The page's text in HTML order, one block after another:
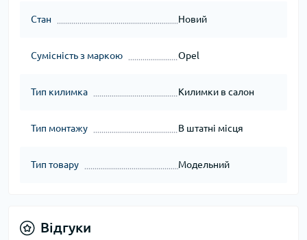
Стан Новий
Сумісність з маркою Opel
Тип килимка Килимки в салон
Тип монтажу В штатні місця
Тип товару Модельний
Відгуки